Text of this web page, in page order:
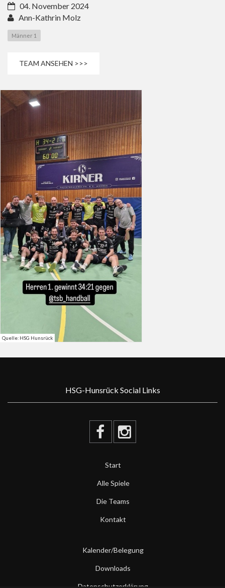
04. November 2024
Ann-Kathrin Molz
Männer 1
TEAM ANSEHEN >>>
Quelle: HSG Hunsrück
HSG-Hunsrück Social Links
Start
Alle Spiele
Die Teams
Kontakt
Kalender/Belegung
Downloads
Datenschutzerklärung